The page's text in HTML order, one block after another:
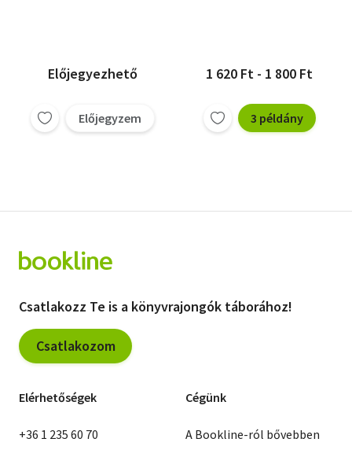
Előjegyezhető
Előjegyzem
1 620 Ft - 1 800 Ft
3 példány
Csatlakozz Te is a könyvrajongók táborához!
Csatlakozom
Elérhetőségek
+36 1 235 60 70
Cégünk
A Bookline-ról bővebben